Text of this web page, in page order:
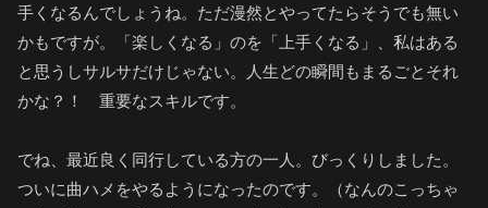
手くなるんでしょうね。ただ漫然とやってたらそうでも無い
かもですが。「楽しくなる」のを「上手くなる」、私はある
と思うしサルサだけじゃない。人生どの瞬間もまるごとそれ
かな？！ 重要なスキルです。
でね、最近良く同行している方の一人。びっくりしました。
ついに曲ハメをやるようになったのです。（なんのこっちゃ